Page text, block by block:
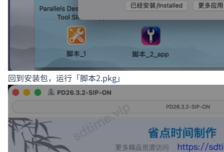
回到安装包，运行「脚本2.pkg」